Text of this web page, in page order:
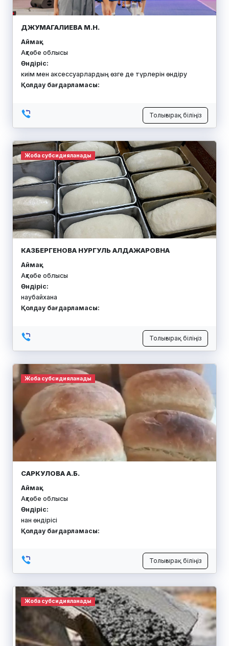
ДЖУМАГАЛИЕВА М.Н.
Аймақ:
Ақтөбе облысы
Өндіріс:
киім мен аксессуарлардың өзге де түрлерін өндіру
Қолдау бағдарламасы:
Толығырақ біліңіз
Жоба субсидияланады
КАЗБЕРГЕНОВА НУРГУЛЬ АЛДАЖАРОВНА
Аймақ:
Ақтөбе облысы
Өндіріс:
наубайхана
Қолдау бағдарламасы:
Толығырақ біліңіз
Жоба субсидияланады
САРКУЛОВА А.Б.
Аймақ:
Ақтөбе облысы
Өндіріс:
нан өндірісі
Қолдау бағдарламасы:
Толығырақ біліңіз
Жоба субсидияланады